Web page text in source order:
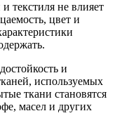
текстиля не влияет
цвет и
и
используемых
ткани становятся
масел и других